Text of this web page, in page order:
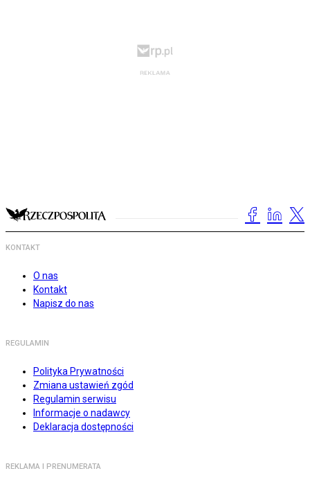
KONTAKT
O nas
Kontakt
Napisz do nas
REGULAMIN
Polityka Prywatności
Zmiana ustawień zgód
Regulamin serwisu
Informacje o nadawcy
Deklaracja dostępności
REKLAMA I PRENUMERATA